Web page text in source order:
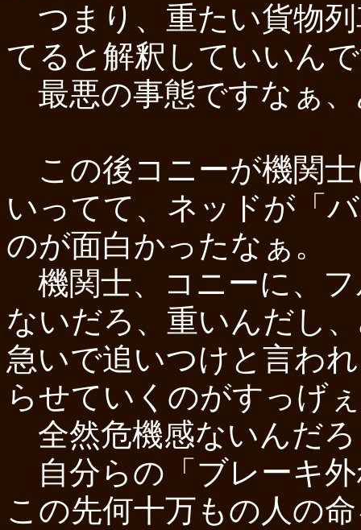
つまり、重たい貨物
てると解釈していいん
最悪の事態ですなぁ
この後コニーが機関
いってて、ネッドが「
のが面白かったなぁ。
機関士、コニーに、
ないだろ、重いんだし
急いで追いつけと言わ
らせていくのがすっげ
全然危機感ないんだ
自分らの「ブレーキ
この先何十万もの人の